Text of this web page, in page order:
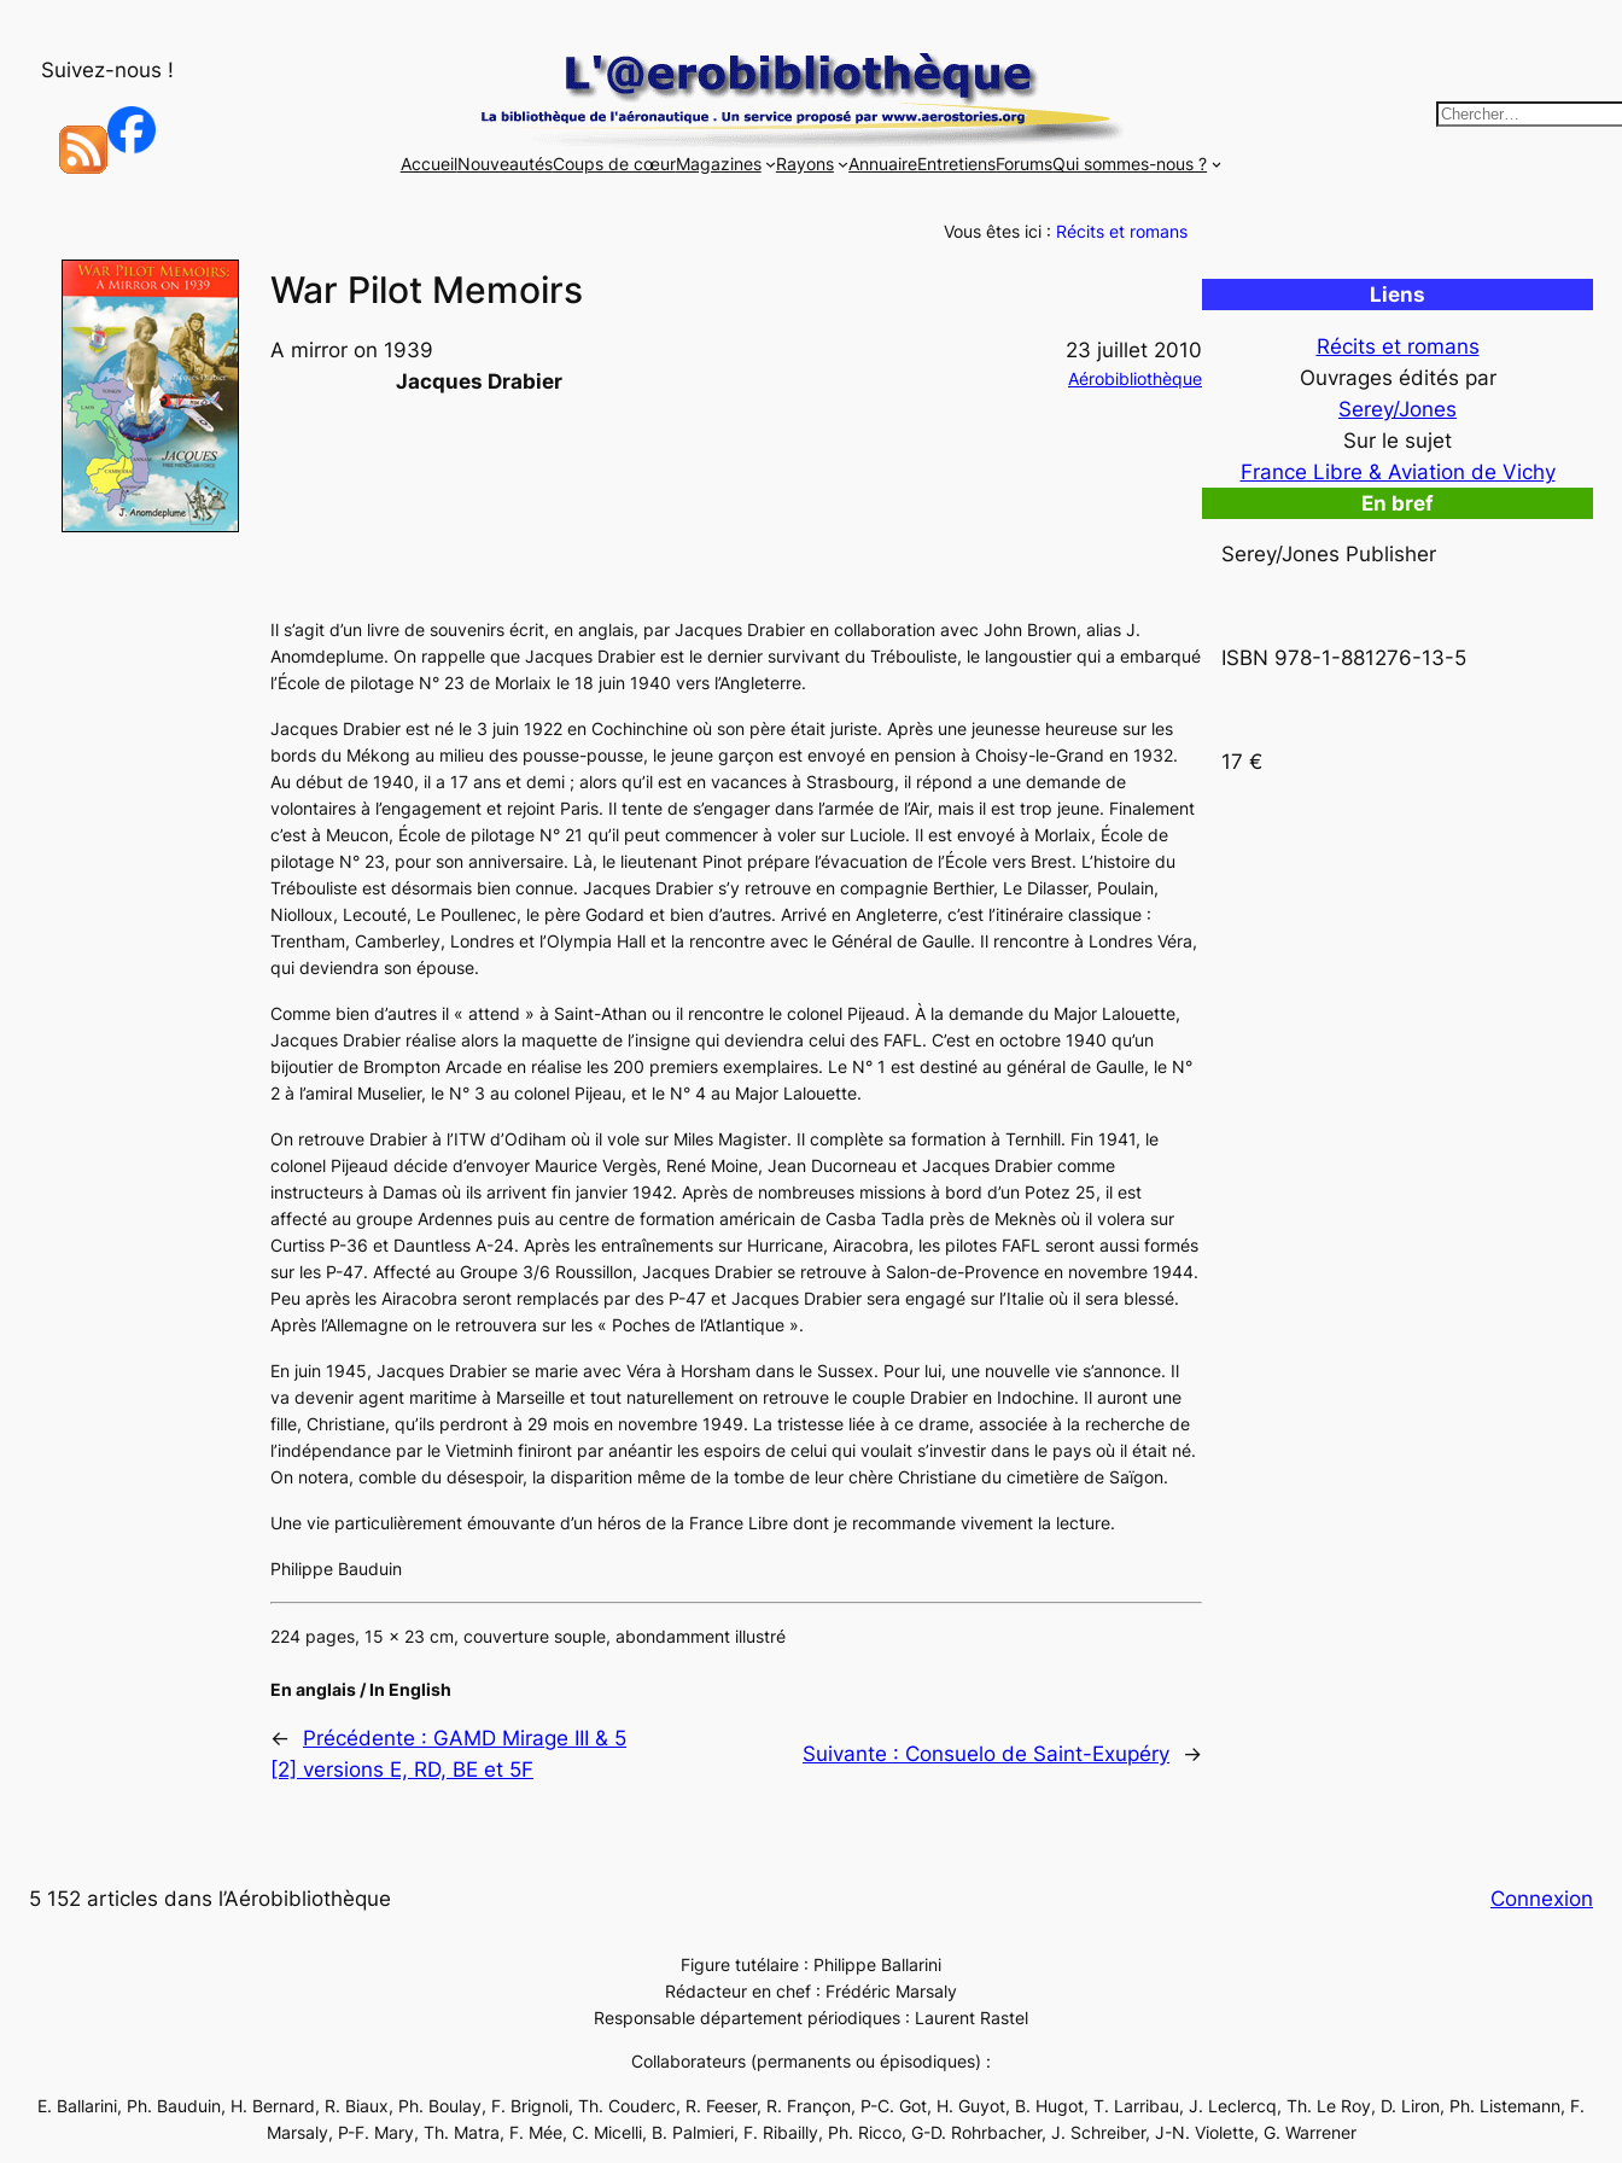
Suivez-nous !
AccueilNouveautésCoups de cœurMagazines Rayons AnnuaireEntretiensForumsQui sommes-nous ?
R
r
c
Vous êtes ici : Récits et romans
War Pilot Memoirs
A mirror on 1939
Jacques Drabier
23 juillet 2010
Aérobibliothèque
Il s’agit d’un livre de souvenirs écrit, en anglais, par Jacques Drabier en collaboration avec John Brown, alias J.
Anomdeplume. On rappelle que Jacques Drabier est le dernier survivant du Trébouliste, le langoustier qui a embarqué
l’École de pilotage N° 23 de Morlaix le 18 juin 1940 vers l’Angleterre.
Jacques Drabier est né le 3 juin 1922 en Cochinchine où son père était juriste. Après une jeunesse heureuse sur les
bords du Mékong au milieu des pousse-pousse, le jeune garçon est envoyé en pension à Choisy-le-Grand en 1932.
Au début de 1940, il a 17 ans et demi ; alors qu’il est en vacances à Strasbourg, il répond a une demande de
volontaires à l’engagement et rejoint Paris. Il tente de s’engager dans l’armée de l’Air, mais il est trop jeune. Finalement
c’est à Meucon, École de pilotage N° 21 qu’il peut commencer à voler sur Luciole. Il est envoyé à Morlaix, École de
pilotage N° 23, pour son anniversaire. Là, le lieutenant Pinot prépare l’évacuation de l’École vers Brest. L’histoire du
Trébouliste est désormais bien connue. Jacques Drabier s’y retrouve en compagnie Berthier, Le Dilasser, Poulain,
Niolloux, Lecouté, Le Poullenec, le père Godard et bien d’autres. Arrivé en Angleterre, c’est l’itinéraire classique :
Trentham, Camberley, Londres et l’Olympia Hall et la rencontre avec le Général de Gaulle. Il rencontre à Londres Véra,
qui deviendra son épouse.
Comme bien d’autres il « attend » à Saint-Athan ou il rencontre le colonel Pijeaud. À la demande du Major Lalouette,
Jacques Drabier réalise alors la maquette de l’insigne qui deviendra celui des FAFL. C’est en octobre 1940 qu’un
bijoutier de Brompton Arcade en réalise les 200 premiers exemplaires. Le N° 1 est destiné au général de Gaulle, le N°
2 à l’amiral Muselier, le N° 3 au colonel Pijeau, et le N° 4 au Major Lalouette.
On retrouve Drabier à l’ITW d’Odiham où il vole sur Miles Magister. Il complète sa formation à Ternhill. Fin 1941, le
colonel Pijeaud décide d’envoyer Maurice Vergès, René Moine, Jean Ducorneau et Jacques Drabier comme
instructeurs à Damas où ils arrivent fin janvier 1942. Après de nombreuses missions à bord d’un Potez 25, il est
affecté au groupe Ardennes puis au centre de formation américain de Casba Tadla près de Meknès où il volera sur
Curtiss P-36 et Dauntless A-24. Après les entraînements sur Hurricane, Airacobra, les pilotes FAFL seront aussi formés
sur les P-47. Affecté au Groupe 3/6 Roussillon, Jacques Drabier se retrouve à Salon-de-Provence en novembre 1944.
Peu après les Airacobra seront remplacés par des P-47 et Jacques Drabier sera engagé sur l’Italie où il sera blessé.
Après l’Allemagne on le retrouvera sur les « Poches de l’Atlantique ».
En juin 1945, Jacques Drabier se marie avec Véra à Horsham dans le Sussex. Pour lui, une nouvelle vie s’annonce. Il
va devenir agent maritime à Marseille et tout naturellement on retrouve le couple Drabier en Indochine. Il auront une
fille, Christiane, qu’ils perdront à 29 mois en novembre 1949. La tristesse liée à ce drame, associée à la recherche de
l’indépendance par le Vietminh finiront par anéantir les espoirs de celui qui voulait s’investir dans le pays où il était né.
On notera, comble du désespoir, la disparition même de la tombe de leur chère Christiane du cimetière de Saïgon.
Une vie particulièrement émouvante d’un héros de la France Libre dont je recommande vivement la lecture.
Philippe Bauduin
224 pages, 15 x 23 cm, couverture souple, abondamment illustré
En anglais / In English
← Précédente : GAMD Mirage III & 5
[2] versions E, RD, BE et 5F
Suivante : Consuelo de Saint-Exupéry →
Liens
Récits et romans
Ouvrages édités par
Serey/Jones
Sur le sujet
France Libre & Aviation de Vichy
En bref
Serey/Jones Publisher
ISBN 978-1-881276-13-5
17 €
5 152 articles dans l’Aérobibliothèque Connexion
Figure tutélaire : Philippe Ballarini
Rédacteur en chef : Frédéric Marsaly
Responsable département périodiques : Laurent Rastel
Collaborateurs (permanents ou épisodiques) :
E. Ballarini, Ph. Bauduin, H. Bernard, R. Biaux, Ph. Boulay, F. Brignoli, Th. Couderc, R. Feeser, R. Françon, P-C. Got, H. Guyot, B. Hugot, T. Larribau, J. Leclercq, Th. Le Roy, D. Liron, Ph. Listemann, F.
Marsaly, P-F. Mary, Th. Matra, F. Mée, C. Micelli, B. Palmieri, F. Ribailly, Ph. Ricco, G-D. Rohrbacher, J. Schreiber, J-N. Violette, G. Warrener